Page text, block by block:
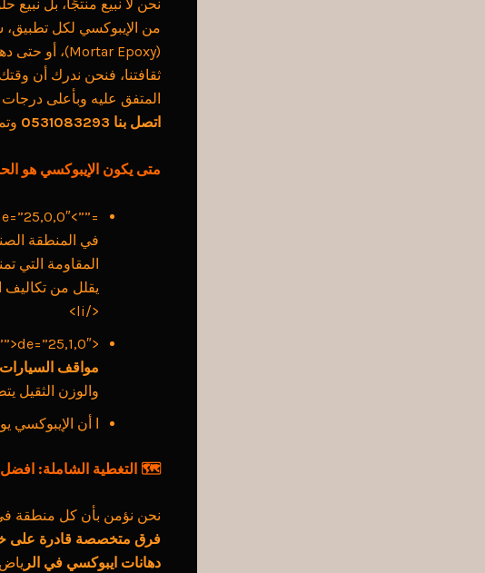
نحن لا نبيع منتجًا، بل
(Mortar Epoxy)، أو حتى دهانات الإيبوكسي المائية.
ثقافتنا، فنحن ندرك أن
المتفق عليه وبأعلى
اتصل بنا 0531083293
متى يكون الإيبوكسي هو
=””>ath-to-no=””>de=”25,0,0″>
في المنطقة
المقاومة التي
يقلل من تكاليف
</li>
<p class=”yoast-text-mark” data-path-to-no=””>de=”25,1,0″>
مواقف السيارات
والوزن الثقيل
ا أن الإيبوكسي
🗺️ التغطية الشاملة:
نحن نؤمن بأن كل منطقة في
فرق متخصصة قادرة على
دهانات ايبوكسي في الر